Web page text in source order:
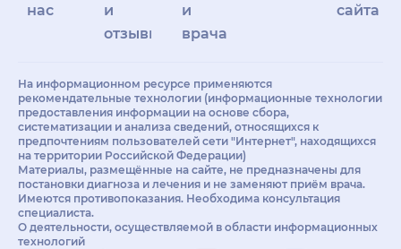
нас
и
отзывы
и
врачам
сайта
На информационном ресурсе применяются
рекомендательные технологии (информационные технологии
предоставления информации на основе сбора,
систематизации и анализа сведений, относящихся к
предпочтениям пользователей сети "Интернет", находящихся
на территории Российской Федерации)
Материалы, размещённые на сайте, не предназначены для
постановки диагноза и лечения и не заменяют приём врача.
Имеются противопоказания. Необходима консультация
специалиста.
О деятельности, осуществляемой в области информационных
технологий